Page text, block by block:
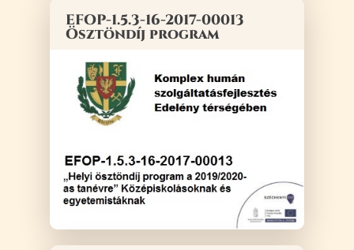
EFOP-1.5.3-16-2017-00013
Ösztöndíj program